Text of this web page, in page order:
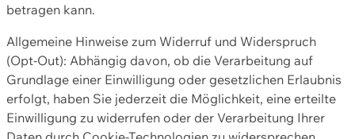
betragen kann.
Allgemeine Hinweise zum Widerruf und Widerspruch
(Opt-Out): Abhängig davon, ob die Verarbeitung auf
Grundlage einer Einwilligung oder gesetzlichen Erlaubnis
erfolgt, haben Sie jederzeit die Möglichkeit, eine erteilte
Einwilligung zu widerrufen oder der Verarbeitung Ihrer